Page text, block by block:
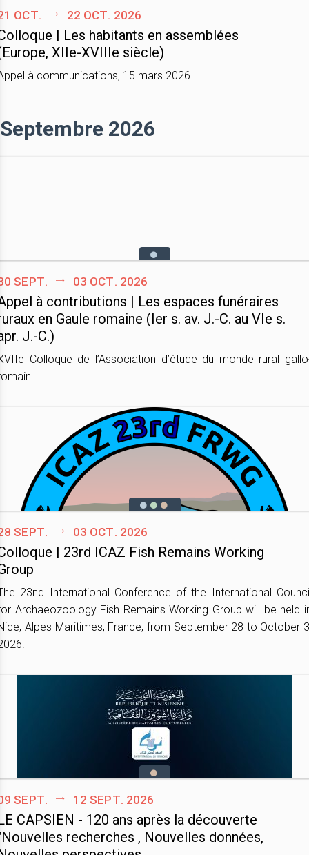
oct. 22 oct. 2026
| Les habitants en assemblées
XIIe-XVIIIe siècle)
à communications, 15 mars 2026
Septembre 2026
sept. 03 oct. 2026
à contributions | Les espaces funéraires
en Gaule romaine (Ier s. av. J.-C. au VIe s.
J.-C.)
Colloque de l’Association d’étude du monde rural
sept. 03 oct. 2026
| 23rd ICAZ Fish Remains Working
23nd International Conference of the International
Archaeozoology Fish Remains Working Group will be held
Alpes-Maritimes, France, from September 28 to October
sept. 12 sept. 2026
CAPSIEN - 120 ans après la découverte
recherches , Nouvelles données,